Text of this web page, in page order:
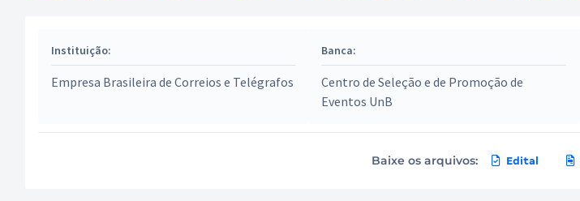
Instituição:
Empresa Brasileira de Correios e Telégrafos
Banca:
Centro de Seleção e de Promoção de
Eventos UnB
Baixe os arquivos: Edital